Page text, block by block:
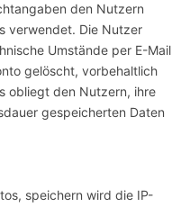
den Nutzern
verwendet. Die Nutzer
Umstände per E-Mail
gelöscht, vorbehaltlich
obliegt den Nutzern, ihre
gespeicherten Daten
speichern wird die IP-